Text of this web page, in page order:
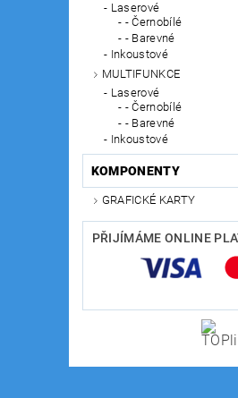
Laserové
- Černobílé
- Barevné
Inkoustové
MULTIFUNKCE
Laserové
- Černobílé
- Barevné
Inkoustové
KOMPONENTY
GRAFICKÉ KARTY
PŘIJÍMÁME ONLINE